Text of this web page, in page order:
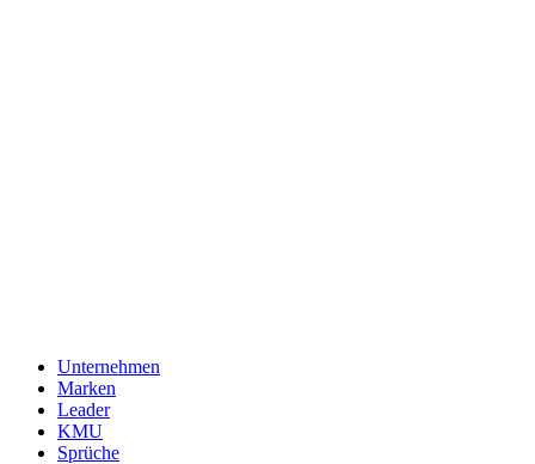
Unternehmen
Marken
Leader
KMU
Sprüche